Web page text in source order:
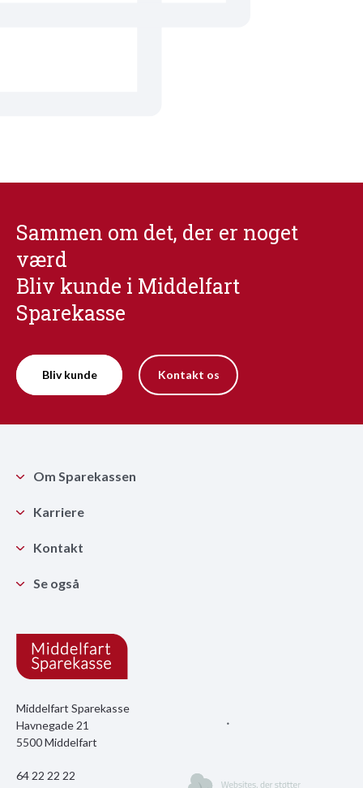
Sammen om det, der er noget
værd
Bliv kunde i Middelfart
Sparekasse
Bliv kunde Kontakt os
Middelfart Sparekasse
Havnegade 21
5500 Middelfart
64 22 22 22
Om Sparekassen
Karriere
Kontakt
Se også